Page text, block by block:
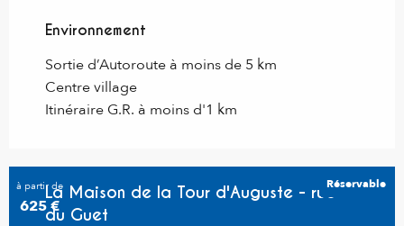
Environnement
Environnement
Sortie d’Autoroute à moins de 5 km
Centre village
Itinéraire G.R. à moins d'1 km
à partir de
625€
La Maison de la Tour d'Auguste - rue
du Guet
Réservable